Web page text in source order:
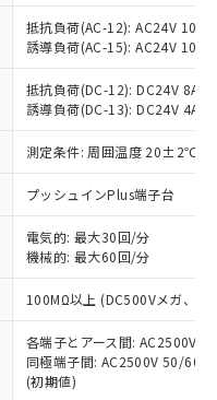
抵抗負荷(AC-12): AC24V 10A/
誘導負荷(AC-15): AC24V
抵抗負荷(DC-12): DC24V 8A/
誘導負荷(DC-13): DC24V 4A/
測定条件: 周囲温度 20±2℃、
プッシュインPlus端子台
電気的: 最大30回/分
機械的: 最大60回/分
100MΩ以上 (DC500Vメガ、点
各端子とアース間: AC2500V
同極端子間: AC2500V 50/
(初期値)
御機器事業取扱
よび標準価格
ただくもので
商品の中には、
なる商品もある
。
格照会結果は、
令（10物質）の
供可能な商品で
10物質）の非含
える予定のある
令（10物質）の
対応品を出す予
令（10物質）の
または確認中の
品です。
含有部品として
した場合などや
ります。
率が中国RoHSの
します。
が中国RoHSの
示します。
売部門へお問
品のうち、外国
に定める商品